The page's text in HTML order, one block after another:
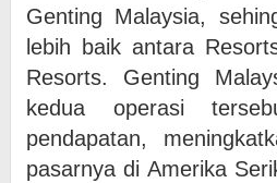
Genting Malaysia,
lebih baik antara
Resorts. Genting
kedua operasi
pendapatan,
pasarnya di Amerika